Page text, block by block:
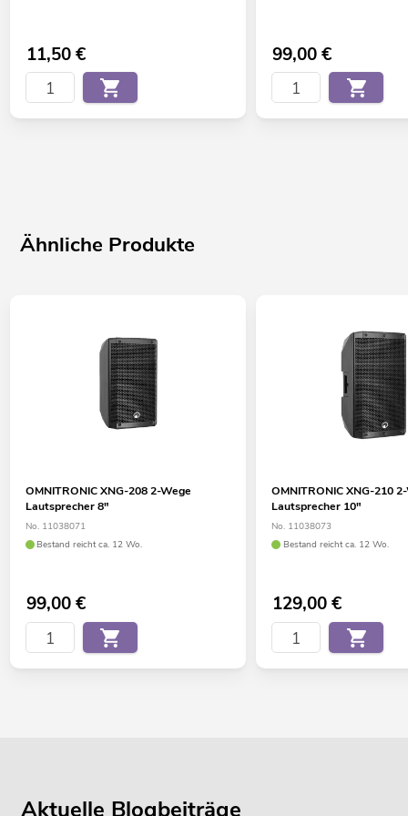
11,50€ 99,00€
Ähnliche Produkte
OMNITRONIC XNG-208 2-Wege
Lautsprecher 8"
No. 11038071
Bestand reicht ca. 12 Wo.
99,00€
OMNITRONIC XNG-210
Lautsprecher 10"
No. 11038073
Bestand reicht ca. 12 Wo.
129,00€
Aktuelle Blogbeiträge